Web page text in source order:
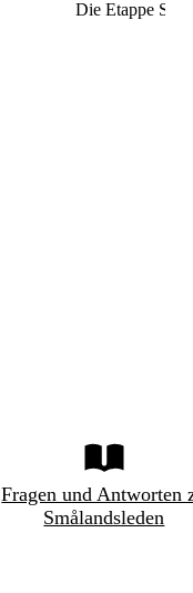
Die Etappe
Fragen und Antworten
Smålandsleden